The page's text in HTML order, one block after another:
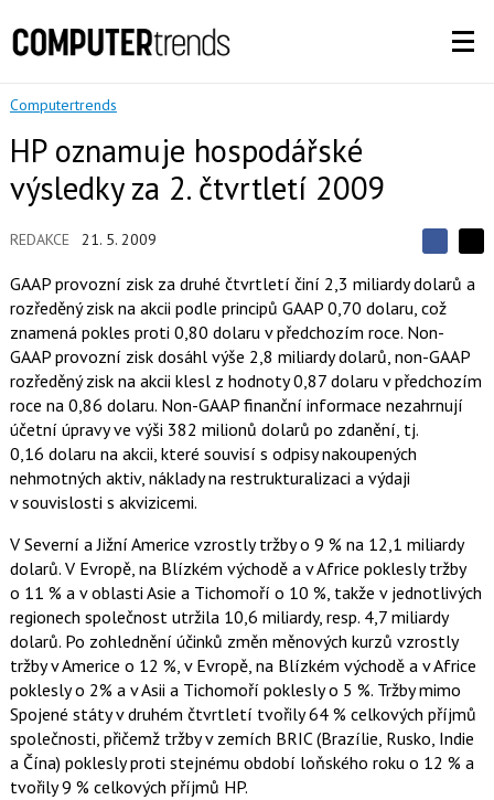
Computertrends
HP oznamuje hospodářské
výsledky za 2. čtvrtletí 2009
REDAKCE 21. 5. 2009
S
d
í
l
e
t
S
í
l
j
t
e
n
a
u
í
e
n
GAAP provozní zisk za druhé čtvrtletí činí 2,3 miliardy dolarů a
rozředěný zisk na akcii podle principů GAAP 0,70 dolaru, což
znamená pokles proti 0,80 dolaru v předchozím roce. Non-
GAAP provozní zisk dosáhl výše 2,8 miliardy dolarů, non-GAAP
rozředěný zisk na akcii klesl z hodnoty 0,87 dolaru v předchozím
roce na 0,86 dolaru. Non-GAAP finanční informace nezahrnují
účetní úpravy ve výši 382 milionů dolarů po zdanění, tj.
0,16 dolaru na akcii, které souvisí s odpisy nakoupených
nehmotných aktiv, náklady na restrukturalizaci a výdaji
v souvislosti s akvizicemi.
V Severní a Jižní Americe vzrostly tržby o 9 % na 12,1 miliardy
dolarů. V Evropě, na Blízkém východě a v Africe poklesly tržby
o 11 % a v oblasti Asie a Tichomoří o 10 %, takže v jednotlivých
regionech společnost utržila 10,6 miliardy, resp. 4,7 miliardy
dolarů. Po zohlednění účinků změn měnových kurzů vzrostly
tržby v Americe o 12 %, v Evropě, na Blízkém východě a v Africe
poklesly o 2% a v Asii a Tichomoří poklesly o 5 %. Tržby mimo
Spojené státy v druhém čtvrtletí tvořily 64 % celkových příjmů
společnosti, přičemž tržby v zemích BRIC (Brazílie, Rusko, Indie
a Čína) poklesly proti stejnému období loňského roku o 12 % a
tvořily 9 % celkových příjmů HP.